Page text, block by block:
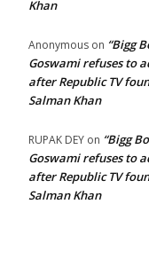
Khan
Anonymous on “Bigg
Goswami refuses to
after Republic TV
Salman Khan
RUPAK DEY on “Bigg
Goswami refuses to
after Republic TV
Salman Khan